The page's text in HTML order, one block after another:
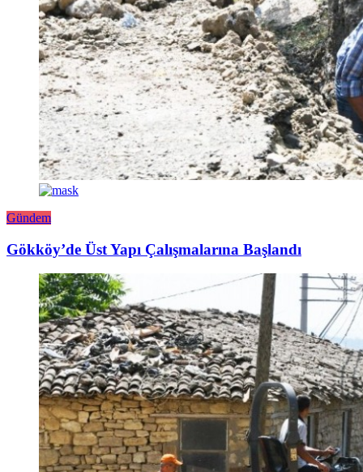
Gündem
Gökköy’de Üst Yapı Çalışmalarına Başlandı